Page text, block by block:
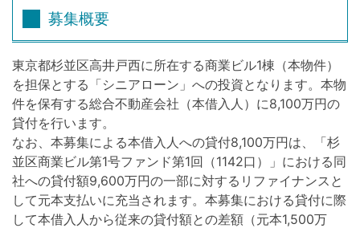
募集概要
東京都杉並区高井戸西に所在する商業ビル1棟（本物件）
を担保とする「シニアローン」への投資となります。本物
件を保有する総合不動産会社（本借入人）に8,100万円の
貸付を行います。
なお、本募集による本借入人への貸付8,100万円は、「杉
並区商業ビル第1号ファンド第1回（1142口）」における同
社への貸付額9,600万円の一部に対するリファイナンスと
して元本支払いに充当されます。本募集における貸付に際
して本借入人から従来の貸付額との差額（元本1,500万